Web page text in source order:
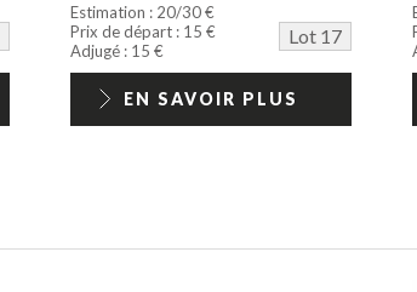
Estimation : 20/30 €
Prix de départ : 15 €
Lot 17
Adjugé : 15 €
EN SAVOIR PLUS